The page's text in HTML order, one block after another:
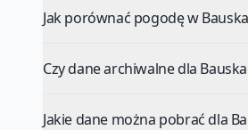
Jak porównać pogodę w
Czy dane archiwalne dla
Jakie dane można pobrać dla